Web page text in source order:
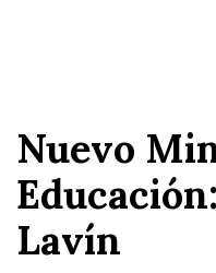
Nuevo
Lavín